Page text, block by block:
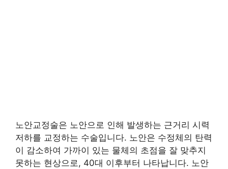
노안교정술은 노안으로 인해 발생하는 근거리 시력
저하를 교정하는 수술입니다. 노안은 수정체의 탄력
이 감소하여 가까이 있는 물체의 초점을 잘 맞추지
못하는 현상으로, 40대 이후부터 나타납니다. 노안